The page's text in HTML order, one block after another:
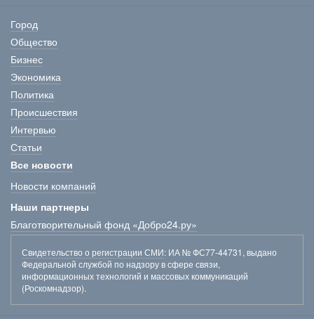
Город
Общество
Бизнес
Экономика
Политика
Происшествия
Интервью
Статьи
Все новости
Новости компаний
Наши партнеры
Благотворительный фонд «Добро24.ру»
Свидетельство о регистрации СМИ: ИА № ФС77-44731, выдано
Федеральной службой по надзору в сфере связи,
информационных технологий и массовых коммуникаций
(Роскомнадзор).